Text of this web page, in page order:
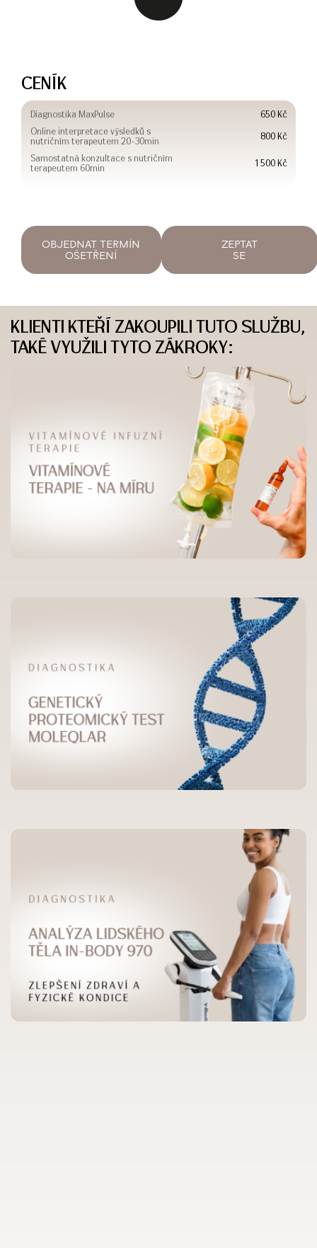
CENÍK
Diagnostika MaxPulse
650 Kč
Online interpretace výsledků s
nutričním terapeutem 20-30min
800 Kč
Samostatná konzultace s nutričním
terapeutem 60min
1 500 Kč
OBJEDNAT TERMÍN
OŠETŘENÍ
ZEPTAT
SE
KLIENTI KTEŘÍ ZAKOUPILI TUTO SLUŽBU,
TAKÉ VYUŽILI TYTO ZÁKROKY: